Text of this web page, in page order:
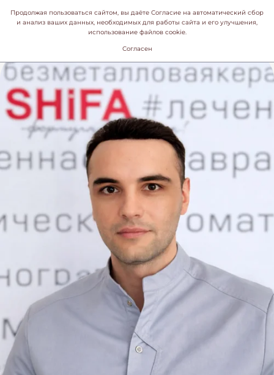
Продолжая пользоваться сайтом, вы даёте Согласие на автоматический сбор
и анализ ваших данных, необходимых для работы сайта и его улучшения,
использование файлов cookie.
Согласен